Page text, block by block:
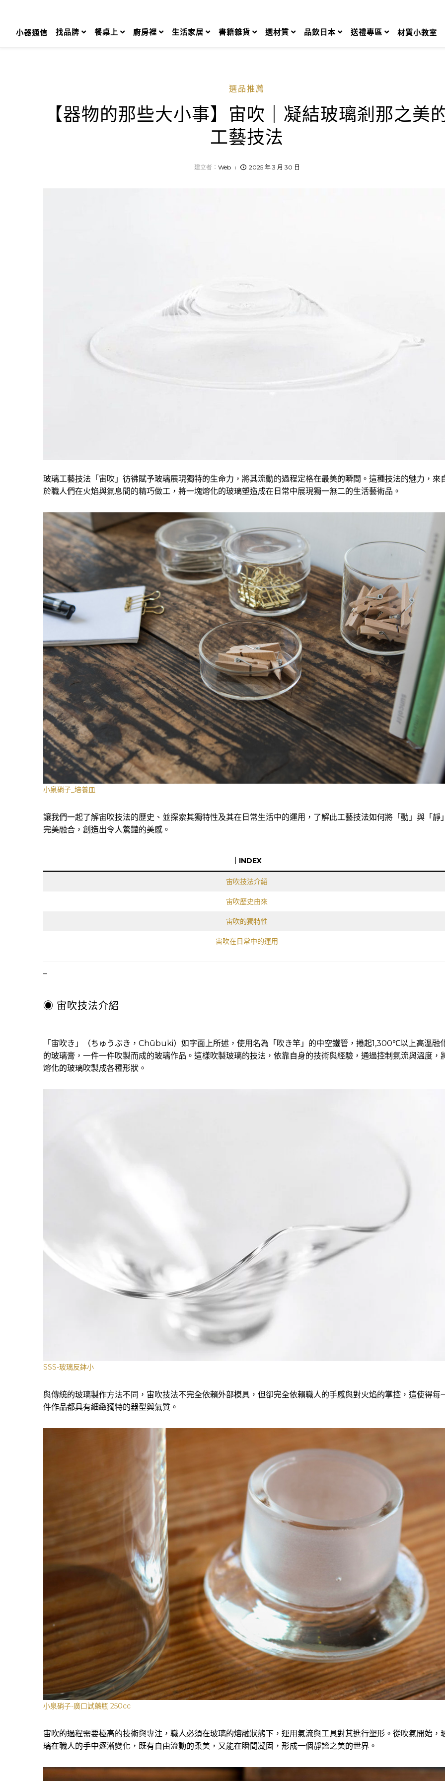
content小器通信 找品牌 餐桌上 廚房裡 生活家居 書籍雜貨 選材質 品飲日本 送禮專區 材質小教室
選品推薦
【器物的那些大小事】宙吹｜凝結玻璃剎那之美
工藝技法
建立者： Web 2025 年 3 月 30 日
玻璃工藝技法「宙吹」彷彿賦予玻璃展現獨特的生命力，將其流動的過程定格在最美的瞬間。這種技法的魅力，來
於職人們在火焰與氣息間的精巧做工，將一塊熔化的玻璃塑造成在日常中展現獨一無二的生活藝術品。
小泉硝子_培養皿
讓我們一起了解宙吹技法的歷史、並探索其獨特性及其在日常生活中的運用，了解此工藝技法如何將「動」與「靜
完美融合，創造出令人驚豔的美感。
｜INDEX
宙吹技法介紹
宙吹歷史由來
宙吹的獨特性
宙吹在日常中的運用
–
◉ 宙吹技法介紹
「宙吹き」（ちゅうぶき，Chūbuki）如字面上所述，使用名為「吹き竿」的中空鐵管，捲起1,300℃以上高溫融
的玻璃膏，一件一件吹製而成的玻璃作品。這樣吹製玻璃的技法，依靠自身的技術與經驗，通過控制氣流與溫度，
熔化的玻璃吹製成各種形狀。
SSS-玻璃反鉢小
與傳統的玻璃製作方法不同，宙吹技法不完全依賴外部模具，但卻完全依賴職人的手感與對火焰的掌控，這使得每
件作品都具有細緻獨特的器型與氣質。
小泉硝子-廣口試藥瓶 250cc
宙吹的過程需要極高的技術與專注，職人必須在玻璃的熔融狀態下，運用氣流與工具對其進行塑形。從吹氣開始，
璃在職人的手中逐漸變化，既有自由流動的柔美，又能在瞬間凝固，形成一個靜謐之美的世界。